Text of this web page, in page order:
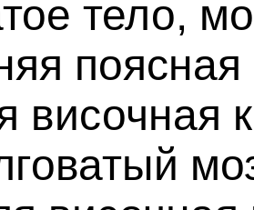
тело,
височная